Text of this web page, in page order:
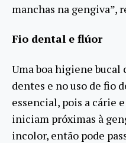
manchas na gengiva”,
Fio dental e flúor
Uma boa higiene bucal
dentes e no uso de fio
essencial, pois a cárie
iniciam próximas à
incolor, então pode